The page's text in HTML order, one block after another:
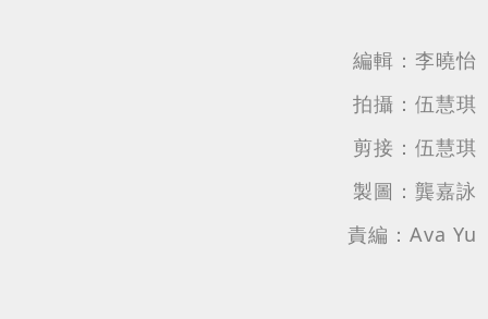
編輯：李曉怡
拍攝：伍慧琪
剪接： 伍慧琪
製圖：龔嘉詠
責編：Ava Yu